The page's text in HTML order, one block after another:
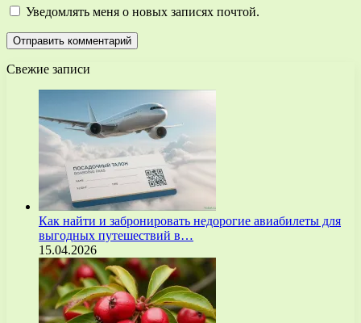
Уведомлять меня о новых записях почтой.
Свежие записи
Как найти и забронировать недорогие авиабилеты для
выгодных путешествий в…
15.04.2026